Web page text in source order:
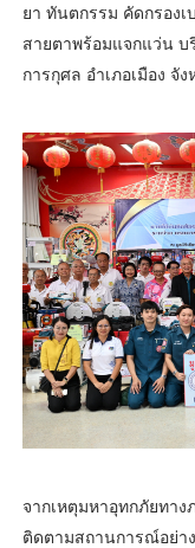
ยา ทันตกรรม คัดกรอง
สายตาพร้อมแจกแว่น
การกุศล อำเภอเมือง จั
จากเหตุมหาอุทกภัยทา
ติดตามสถานการณ์อย่า